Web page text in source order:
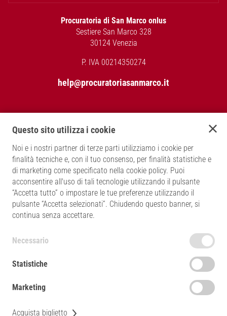
Procuratoria di San Marco onlus
Sestiere San Marco 328
30124 Venezia
P. IVA 00214350274
help@procuratoriasanmarco.it
MODALITÀ DI PAGAMENTO
Questo sito utilizza i cookie
Noi e i nostri partner di terze parti utilizziamo i cookie per
finalità tecniche e, con il tuo consenso, per finalità statistiche e
di marketing come specificato nella cookie policy. Puoi
acconsentire all'uso di tali tecnologie utilizzando il pulsante
“Accetta tutto” o impostare le tue preferenze utilizzando il
pulsante “Accetta selezionati”. Chiudendo questo banner, si
continua senza accettare.
Necessario
Statistiche
Marketing
Acquista biglietto